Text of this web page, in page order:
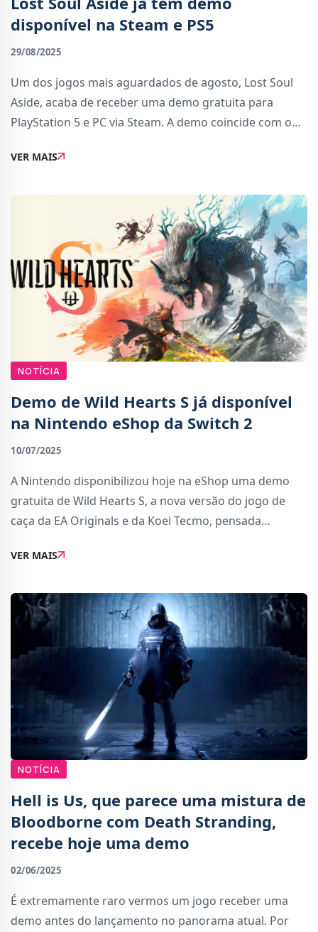
disponível na Steam e PS5
29/08/2025
Um dos jogos mais aguardados de agosto, Lost Soul
Aside, acaba de receber uma demo gratuita para
PlayStation 5 e PC via Steam. A demo coincide com o
madrugada de hoje em Portugal.Segundo a
VER MAIS
NOTÍCIA
Demo de Wild Hearts S já disponível
na Nintendo eShop da Switch 2
10/07/2025
A Nintendo disponibilizou hoje na eShop uma demo
gratuita de Wild Hearts S, a nova versão do jogo de
caça da EA Originals e da Koei Tecmo, pensada
completa do jogo será lançada a 25 de julho de 2
VER MAIS
NOTÍCIA
Hell is Us, que parece uma mistura de
Bloodborne com Death Stranding,
recebe hoje uma demo
02/06/2025
É extremamente raro vermos um jogo receber uma
demo antes do lançamento no panorama atual. Por